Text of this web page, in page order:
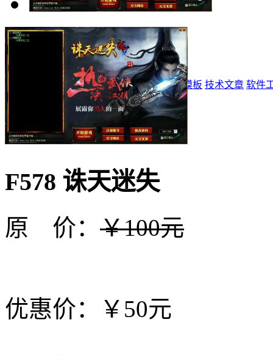
特效模板
首页 登录器 网站模板 精品模板 特效模板 技术文章 软件
F578 诛天迷失
原 价： ￥100元
优惠价：￥50元